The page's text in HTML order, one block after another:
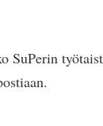
SuPerin